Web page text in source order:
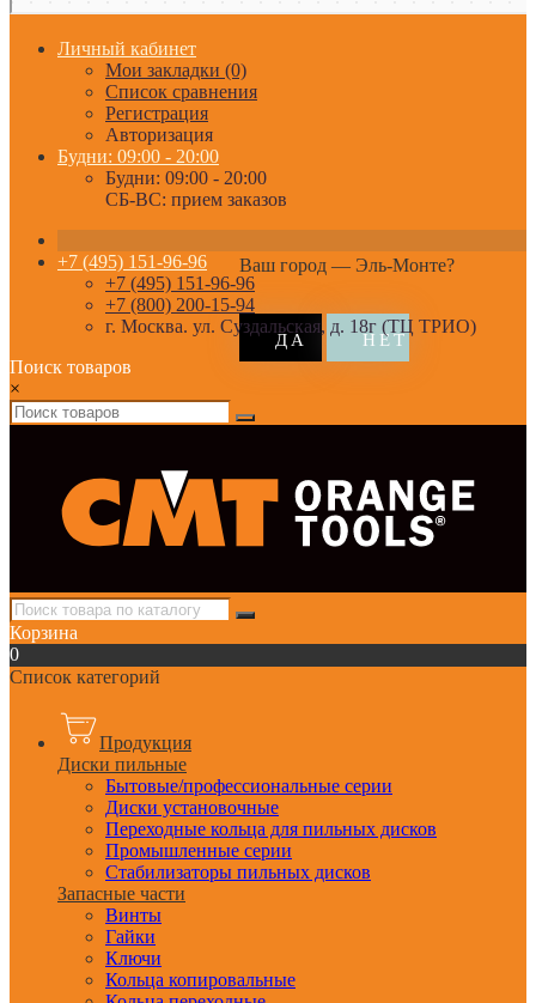
Личный кабинет
Мои закладки (0)
Список сравнения
Регистрация
Авторизация
Будни: 09:00 - 20:00
Будни: 09:00 - 20:00
СБ-ВС: прием заказов
Ваш город — Эль-Монте?
+7 (495) 151-96-96
+7 (495) 151-96-96
+7 (800) 200-15-94
г. Москва. ул. Суздальская, д. 18г (ТЦ ТРИО)
Поиск товаров
×
Корзина
0
Список категорий
Продукция
Диски пильные
Бытовые/профессиональные серии
Диски установочные
Переходные кольца для пильных дисков
Промышленные серии
Стабилизаторы пильных дисков
Запасные части
Винты
Гайки
Ключи
Кольца копировальные